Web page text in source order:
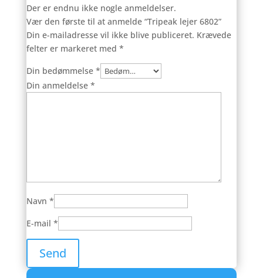
Der er endnu ikke nogle anmeldelser.
Vær den første til at anmelde “Tripeak lejer 6802”
Din e-mailadresse vil ikke blive publiceret. Krævede
felter er markeret med *
Din bedømmelse *
Din anmeldelse *
Navn *
E-mail *